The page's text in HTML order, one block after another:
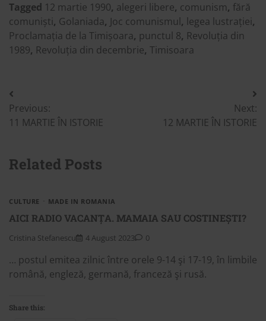
Tagged 12 martie 1990, alegeri libere, comunism, fără
comuniști , Golaniada, Joc comunismul , legea lustrației ,
Proclamația de la Timișoara, punctul 8, Revoluția din
1989, Revoluția din decembrie, Timisoara
Post
navigation
Previous:
11 MARTIE ÎN ISTORIE
Next:
12 MARTIE ÎN ISTORIE
Related Posts
CULTURE MADE IN ROMANIA
AICI RADIO VACANȚA. MAMAIA SAU COSTINEȘTI?
Cristina Stefanescu 4 August 2023 0
… postul emitea zilnic între orele 9-14 şi 17-19, în limbile
română, engleză, germană, franceză şi rusă.
Share this: